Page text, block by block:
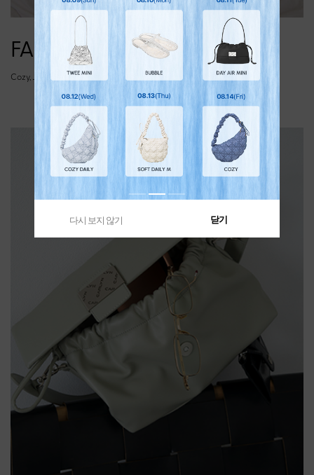
FABRIC LINE
Cozy, Joy, Soft, Luke, Lane, Cushy
다시 보지 않기 닫기